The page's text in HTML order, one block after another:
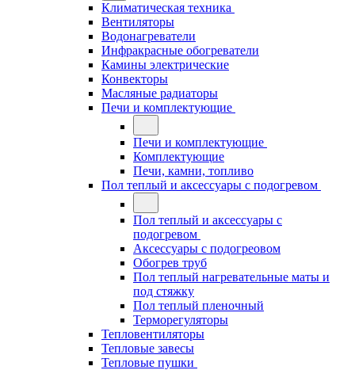
Климатическая техника
Вентиляторы
Водонагреватели
Инфракрасные обогреватели
Камины электрические
Конвекторы
Масляные радиаторы
Печи и комплектующие
Печи и комплектующие
Комплектующие
Печи, камни, топливо
Пол теплый и аксессуары с подогревом
Пол теплый и аксессуары с
подогревом
Аксессуары с подогреовом
Обогрев труб
Пол теплый нагревательные маты и
под стяжку
Пол теплый пленочный
Терморегуляторы
Тепловентиляторы
Тепловые завесы
Тепловые пушки